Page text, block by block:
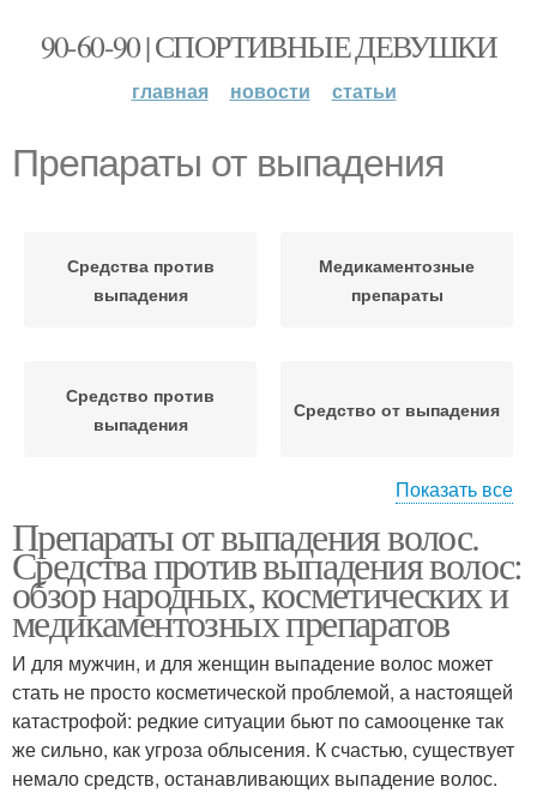
90-60-90 | СПОРТИВНЫЕ ДЕВУШКИ
главная новости статьи
Препараты от выпадения
Средства против
выпадения
Медикаментозные
препараты
Средство против
выпадения
Средство от выпадения
Средства от выпадения
Показать все
Препараты от выпадения волос.
Средства против выпадения волос:
обзор народных, косметических и
медикаментозных препаратов
И для мужчин, и для женщин выпадение волос может
стать не просто косметической проблемой, а настоящей
катастрофой: редкие ситуации бьют по самооценке так
же сильно, как угроза облысения. К счастью, существует
немало средств, останавливающих выпадение волос.